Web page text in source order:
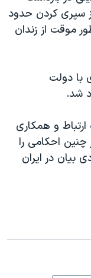
سپری کردن حدود
به طور موقت از زندان
با دولت
شد.
ارتباط و همکاری
چنین احکامی را
بیان در ایران